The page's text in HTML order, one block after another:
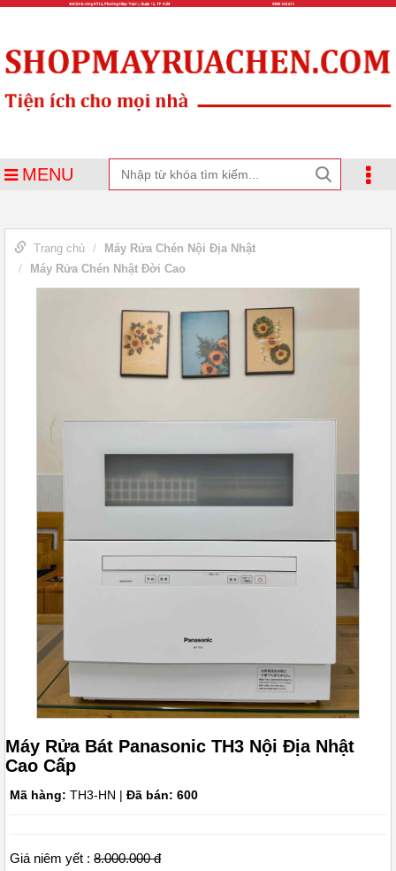
MENU
Trang chủ
Máy Rửa Chén Nội Địa Nhật
Máy Rửa Chén Nhật Đời Cao
Máy Rửa Bát Panasonic TH3 Nội Địa Nhật
Cao Cấp
Mã hàng: TH3-HN | Đã bán: 600
Giá niêm yết : 8.000.000 đ